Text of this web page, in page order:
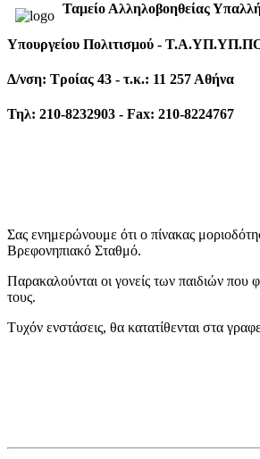
Ταμείο Αλληλοβοηθείας
Υπουργείου Πολιτισμού -
Δ/νση: Τροίας 43 - τ.κ.: 11 257 Αθήνα
Τηλ: 210-8232903 - Fax: 210-8224767
Σας ενημερώνουμε ότι ο πίνακας
Βρεφονηπιακό Σταθμό.
Παρακαλούνται οι γονείς των παιδιών
τους.
Τυχόν ενστάσεις, θα κατατίθενται στα